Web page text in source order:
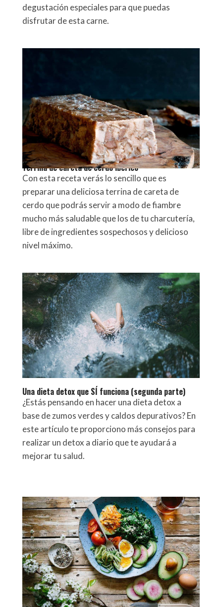
degustación especiales para que puedas
disfrutar de esta carne.
Terrina de careta de cerdo ibérico
Con esta receta verás lo sencillo que es
preparar una deliciosa terrina de careta de
cerdo que podrás servir a modo de fiambre
mucho más saludable que los de tu charcutería,
libre de ingredientes sospechosos y delicioso
nivel máximo.
Una dieta detox que SÍ funciona (segunda parte)
¿Estás pensando en hacer una dieta detox a
base de zumos verdes y caldos depurativos? En
este artículo te proporciono más consejos para
realizar un detox a diario que te ayudará a
mejorar tu salud.